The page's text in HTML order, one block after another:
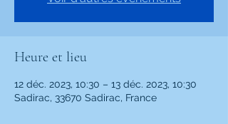
Heure et lieu
12 déc. 2023, 10:30 – 13 déc. 2023, 10:30
Sadirac, 33670 Sadirac, France